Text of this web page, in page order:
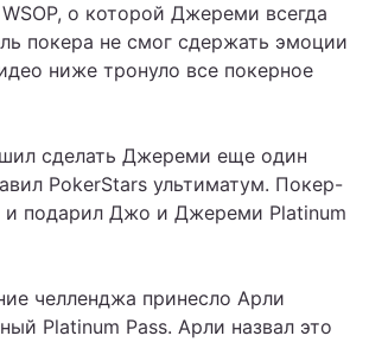
о которой Джереми всегда
покера не смог сдержать эмоции
ниже тронуло все покерное
сделать Джереми еще один
PokerStars ультиматум. Покер-
и подарил Джо и Джереми Platinum
челленджа принесло Арли
Platinum Pass. Арли назвал это